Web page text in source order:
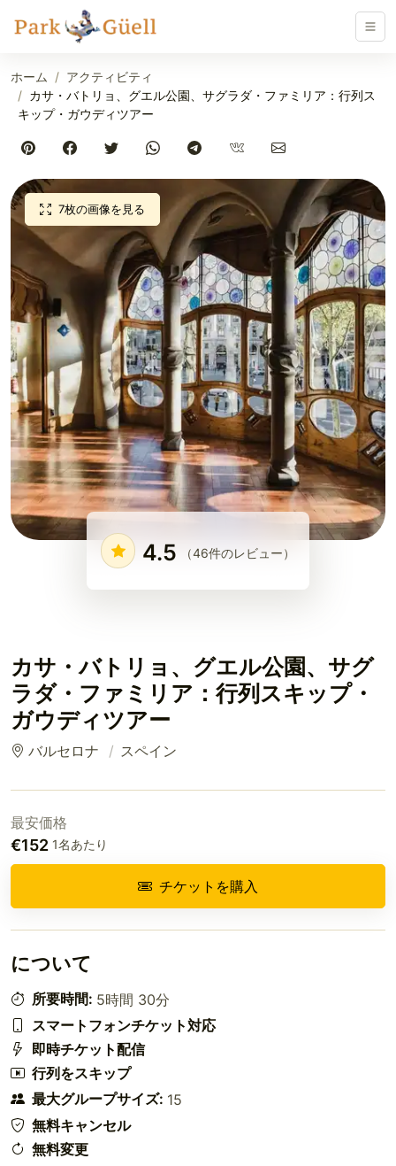
ホーム
アクティビティ
カサ・バトリョ、グエル公園、サグラダ・ファミリア：行列ス
キップ・ガウディツアー
7枚の画像を見る
4.5 （46件のレビュー）
カサ・バトリョ、グエル公園、サグ
ラダ・ファミリア：行列スキップ・
ガウディツアー
バルセロナ スペイン
最安価格
€152 1名あたり
チケットを購入
について
所要時間: 5時間 30分
スマートフォンチケット対応
即時チケット配信
行列をスキップ
最大グループサイズ: 15
無料キャンセル
無料変更